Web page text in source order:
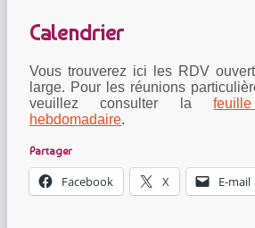
Calendrier
Vous trouverez ici les RDV
large. Pour les réunions
veuillez consulter la
hebdomadaire.
Partager
Facebook X E-mail